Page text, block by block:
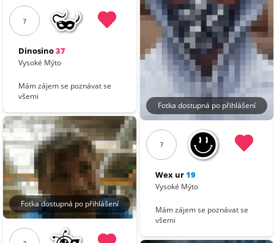
?
Dinosino37
Vysoké Mýto
Mám zájem se poznávat se
všemi
Fotka dostupná po přihlášení
Fotka dostupná po přihlášení
?
Wex ur19
Vysoké Mýto
Mám zájem se poznávat se
všemi